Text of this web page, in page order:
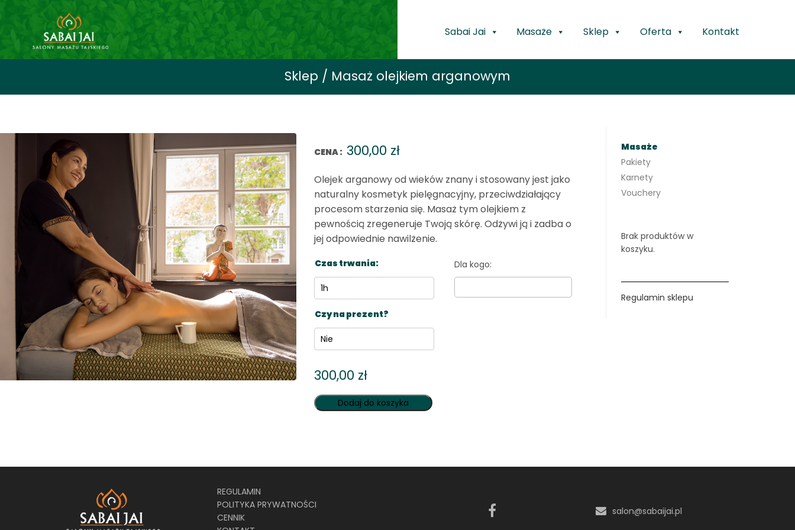
Sabai Jai Masaże Sklep Oferta Kontakt
Sklep / Masaż olejkiem arganowym
CENA : 300,00 zł
Olejek arganowy od wieków znany i stosowany jest jako
naturalny kosmetyk pielęgnacyjny, przeciwdziałający
procesom starzenia się. Masaż tym olejkiem z
pewnością zregeneruje Twoją skórę. Odżywi ją i zadba o
jej odpowiednie nawilżenie.
Czas trwania
Czy na prezent?
300,00 zł
Dodaj do koszyka
Karnety
Masaże
Pakiety
Vouchery
Brak produktów w
koszyku.
Regulamin sklepu
REGULAMIN
POLITYKA PRYWATNOŚCI
CENNIK
salon@sabaijai.pl